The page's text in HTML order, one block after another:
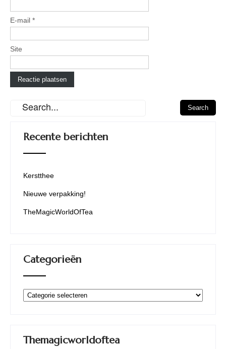
E-mail *
Site
Recente berichten
Kerstthee
Nieuwe verpakking!
TheMagicWorldOfTea
Categorieën
Categorieën
Themagicworldoftea